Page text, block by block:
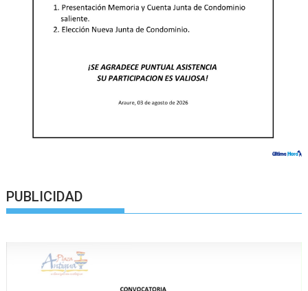
PUBLICIDAD